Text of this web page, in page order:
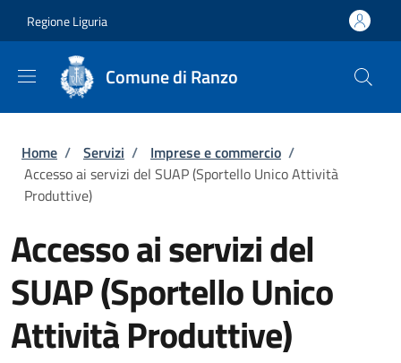
Regione Liguria
Comune di Ranzo
Briciole di pane
Home / Servizi / Imprese e commercio /
Accesso ai servizi del SUAP (Sportello Unico Attività
Produttive)
Accesso ai servizi del
SUAP (Sportello Unico
Attività Produttive)